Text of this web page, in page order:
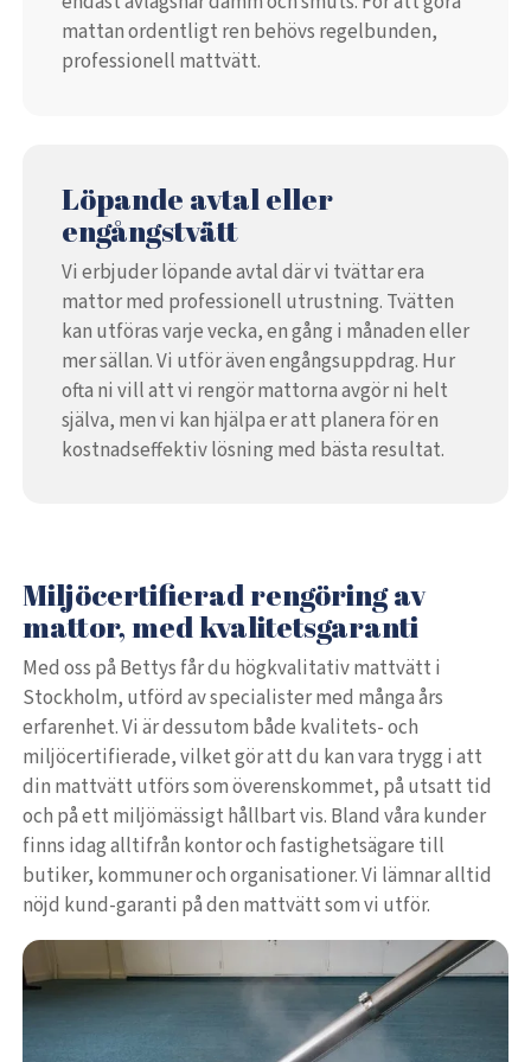
mattan ordentligt ren behövs regelbunden,
professionell mattvätt.
Löpande avtal eller
engångstvätt
Vi erbjuder löpande avtal där vi tvättar era
mattor med professionell utrustning. Tvätten
kan utföras varje vecka, en gång i månaden eller
mer sällan. Vi utför även engångsuppdrag. Hur
ofta ni vill att vi rengör mattorna avgör ni helt
själva, men vi kan hjälpa er att planera för en
kostnadseffektiv lösning med bästa resultat.
Miljöcertifierad rengöring av
mattor, med kvalitetsgaranti
Med oss på Bettys får du högkvalitativ mattvätt i
Stockholm, utförd av specialister med många års
erfarenhet. Vi är dessutom både kvalitets- och
miljöcertifierade, vilket gör att du kan vara trygg i att
din mattvätt utförs som överenskommet, på utsatt tid
och på ett miljömässigt hållbart vis. Bland våra kunder
finns idag alltifrån kontor och fastighetsägare till
butiker, kommuner och organisationer. Vi lämnar alltid
nöjd kund-garanti på den mattvätt som vi utför.